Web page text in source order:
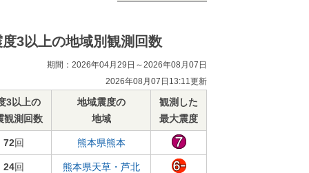
度3以上の地域別観測回数
期間：2026年04月29日～2026年08月07日
2026年08月07日13:11更新
3以上の
観測回数
地域震度の
地域
観測した
最大震度
72回 熊本県熊本
24回 熊本県天草・芦北